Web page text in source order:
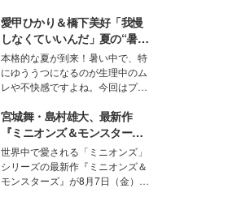
ションの完成度を高めるベースと
して、“髪そのものの美しさ”に改
めて注目する人が増えている様
子。今回は、そんな憧れの艶やか
な髪を日常で叶える、美容好きの
女性たちのヘアケア事情を紹介し
ます。
愛甲ひかり＆橋下美好「我慢
しなくていいんだ」夏の“暑さ
対策”の新しい選択肢とは？
本格的な夏が到来！暑い中で、特
にゆううつになるのが生理中のム
レや不快感ですよね。今回はプラ
モデル・愛甲ひかりさんと橋下美
好さんを迎えて本音で女子会トー
ク。猛暑のお出かけを快適に過ご
すヒントや、2人が感動した夏の
生理の新常識にも迫りました。
宮城舞・島村雄大、最新作
『ミニオンズ＆モンスター
ズ』の魅力熱弁 ハチャメチャ
だけじゃない“友情と絆”に感
動
世界中で愛される「ミニオンズ」
シリーズの最新作『ミニオンズ＆
モンスターズ』が8月7日（金）に